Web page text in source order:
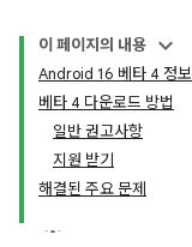
이 페이지의 내용
Android 16 베타 4 정보
베타 4 다운로드 방법
일반 권고사항
지원 받기
해결된 주요 문제